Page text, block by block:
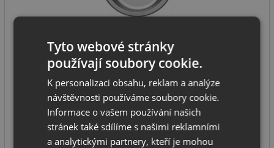
Pyramis CR 3 1/2 nerez
spodní skříňka od: 450 mm
rozměr dřezu: průměr 485 mm
hloubka dřezu: 150 mm
typ montáže: na desku
Tyto webové stránky
používají soubory cookie.
K personalizaci obsahu, reklam a analýze
návštěvnosti používáme soubory cookie.
Informace o vašem používání našich
stránek také sdílíme s našimi reklamními
a analytickými partnery, kteří je mohou